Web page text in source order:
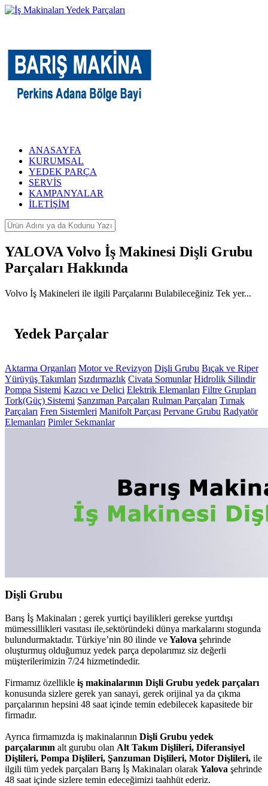
ANASAYFA
KURUMSAL
YEDEK PARÇA
SERVİS
KAMPANYALAR
İLETİŞİM
YALOVA Volvo İş Makinesi Dişli Grubu
Parçaları Hakkında
Volvo İş Makineleri ile ilgili Parçalarını Bulabileceğiniz Tek yer...
Yedek Parçalar
Aktarma Organları Motor ve Revizyon Dişli Grubu Bıçak ve Riper
Yürüyüş Takımları Sızdırmazlık Civata Somunlar Hidrolik Silindir
Pompa Sistemi Kazıcı ve Delici Elektrik Elemanları Filtre Grupları
Tork(Güç) Sistemi Şanzıman Parçaları Rulman Parçaları Tırnak
Parçaları Fren Sistemleri Manifolt Parçası Pervane Grubu Radyatör
Elemanları Pimler Sekmanlar
Dişli Grubu
Barış İş Makinaları ; gerek yurtiçi bayilikleri gerekse yurtdışı
mümessillikleri vasıtası ile,sektöründeki dünya markalarını stogunda
bulundurmaktadır. Türkiye’nin 80 ilinde veYalova şehrinde
oluşturmuş olduğumuz yedek parça depolarımız siz değerli
müşterilerimizin 7/24 hizmetindedir.
Firmamız özellikle iş makinalarının Dişli Grubu yedek parçaları
konusunda sizlere gerek yan sanayi, gerek orijinal ya da çıkma
parçalarının hepsini 48 saat içinde temin edebilecek kapasitede bir
firmadır.
Ayrıca firmamızda iş makinalarının Dişli Grubu yedek
parçalarının alt gurubu olan Alt Takım Dişlileri, Diferansiyel
Dişlileri, Pompa Dişlileri, Şanzuman Dişlileri, Motor Dişlileri, ile
ilgili tüm yedek parçaları Barış İş Makinaları olarak Yalova şehrinde
48 saat içinde sizlere temin edeceğimizi taahhüt ederiz.